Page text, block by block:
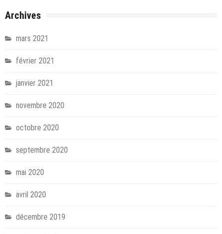
Archives
mars 2021
février 2021
janvier 2021
novembre 2020
octobre 2020
septembre 2020
mai 2020
avril 2020
décembre 2019